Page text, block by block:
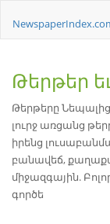
Թերթեր
Թերթերը
լուրջ առցանց
իրենց
բանավեճ,
միջազգային.
գործե